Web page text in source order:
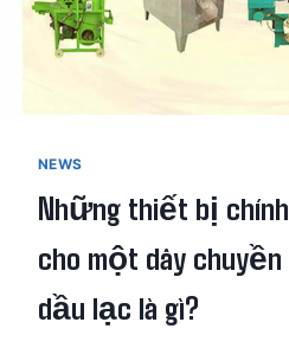
NEWS
Những thiết bị
cho một dây
dầu lạc là gì?